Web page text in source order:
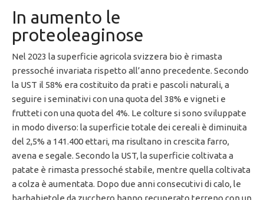
In aumento le
proteoleaginose
Nel 2023 la superficie agricola svizzera bio è rimasta
pressoché invariata rispetto all’anno precedente. Secondo
la UST il 58% era costituito da prati e pascoli naturali, a
seguire i seminativi con una quota del 38% e vigneti e
frutteti con una quota del 4%. Le colture si sono sviluppate
in modo diverso: la superficie totale dei cereali è diminuita
del 2,5% a 141.400 ettari, ma risultano in crescita farro,
avena e segale. Secondo la UST, la superficie coltivata a
patate è rimasta pressoché stabile, mentre quella coltivata
a colza è aumentata. Dopo due anni consecutivi di calo, le
barbabietole da zucchero hanno recuperato terreno con un